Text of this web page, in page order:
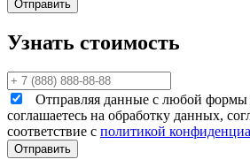
Узнать стоимость
Отправляя данные с любой формы
соглашаетесь на обработку данных,
соответствие с политикой